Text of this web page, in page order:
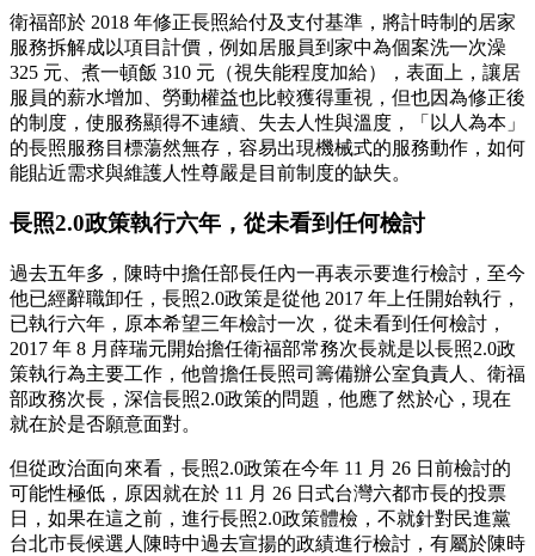
衛福部於 2018 年修正長照給付及支付基準，將計時制的居家
服務拆解成以項目計價，例如居服員到家中為個案洗一次澡
325 元、煮一頓飯 310 元（視失能程度加給），表面上，讓居
服員的薪水增加、勞動權益也比較獲得重視，但也因為修正後
的制度，使服務顯得不連續、失去人性與溫度，「以人為本」
的長照服務目標蕩然無存，容易出現機械式的服務動作，如何
能貼近需求與維護人性尊嚴是目前制度的缺失。
長照2.0政策執行六年，從未看到任何檢討
過去五年多，陳時中擔任部長任內一再表示要進行檢討，至今
他已經辭職卸任，長照2.0政策是從他 2017 年上任開始執行，
已執行六年，原本希望三年檢討一次，從未看到任何檢討，
2017 年 8 月薛瑞元開始擔任衛福部常務次長就是以長照2.0政
策執行為主要工作，他曾擔任長照司籌備辦公室負責人、衛福
部政務次長，深信長照2.0政策的問題，他應了然於心，現在
就在於是否願意面對。
但從政治面向來看，長照2.0政策在今年 11 月 26 日前檢討的
可能性極低，原因就在於 11 月 26 日式台灣六都市長的投票
日，如果在這之前，進行長照2.0政策體檢，不就針對民進黨
台北市長候選人陳時中過去宣揚的政績進行檢討，有屬於陳時